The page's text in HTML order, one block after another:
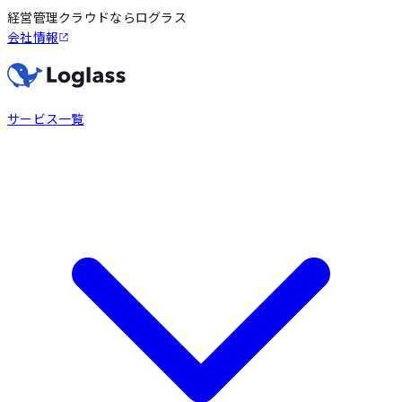
経営管理クラウドならログラス
会社情報
サービス一覧